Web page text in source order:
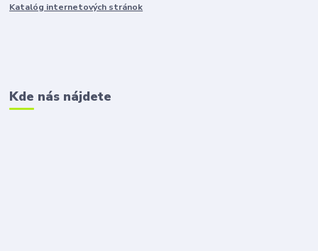
Katalóg internetových stránok
Kde nás nájdete